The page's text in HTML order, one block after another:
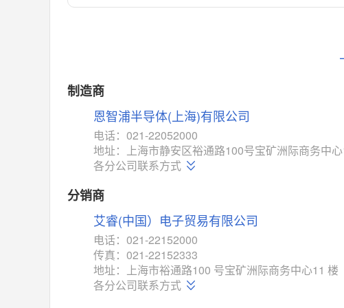
对比
MAX14760
M74HC4852 (意法-ST)
相同功能 相似度 52% 对比
相同功能
TC4052BFT (东芝-Toshiba)
相同功能 相似度 50%
ISL54233 (瑞萨-Renesas)
相同功能 相似度 49%
相同功能
制造商
恩智浦半导体(上海)有限公司
电话：021-22052000
地址：上海市静安区裕通路100号宝矿洲际商务中
各分公司联系方式
分销商
艾睿(中国）电子贸易有限公司
电话：021-22152000
传真：021-22152333
地址：上海市裕通路100 号宝矿洲际商务中心11 楼
各分公司联系方式